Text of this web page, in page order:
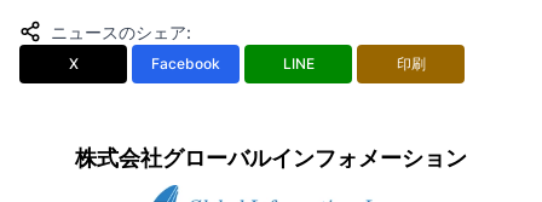
ニュースのシェア:
X Facebook LINE 印刷
株式会社グローバルインフォメーション